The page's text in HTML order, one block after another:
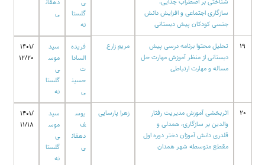
سازگاری اجتماعی و افزایش دانش
جنسی کودکان پیش دبستانی
ی
گلستا
نه
دهقان
ی
19
تحلیل محتوا برنامه درسی پیش
دبستانی از منظر آموزش مهارت حل
مساله و مهارت ارتباطی
مریم زارع
فریده
السادا
ت
حسین
ی
سید
موس
ی
گلستا
نه
1401/
12/20
20
اثربخشی آموزش مدیریت رفتار
والدین بر سازگاری، همدلی و
قلدری دانش آموزان دختر دوره اول
مقطع متوسطه شهر همدان
زهرا پارسایی
یوس
ف
دهقان
ی
سید
موس
ی
گلستا
نه
1401/
11/18